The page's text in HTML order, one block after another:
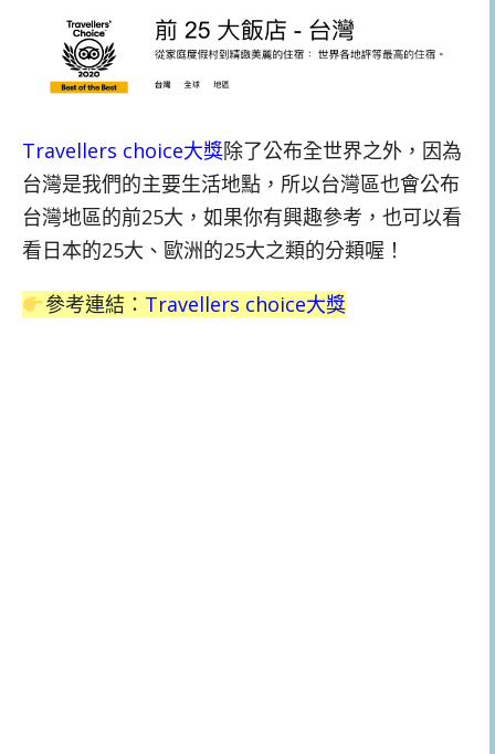
Travellers choice大獎除了公布全世界之外，因為
台灣是我們的主要生活地點，所以台灣區也會公布
台灣地區的前25大，如果你有興趣參考，也可以看
看日本的25大、歐洲的25大之類的分類喔！
參考連結： Travellers choice大獎